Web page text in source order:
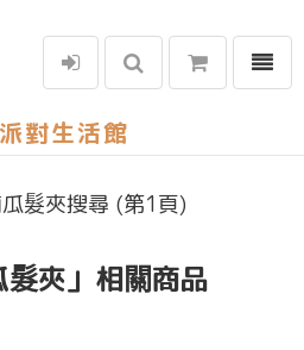
選單
髮夾搜尋 (第1頁)
夾」相關商品